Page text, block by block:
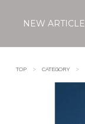
NEW ARTICLE
TOP CATEGORY